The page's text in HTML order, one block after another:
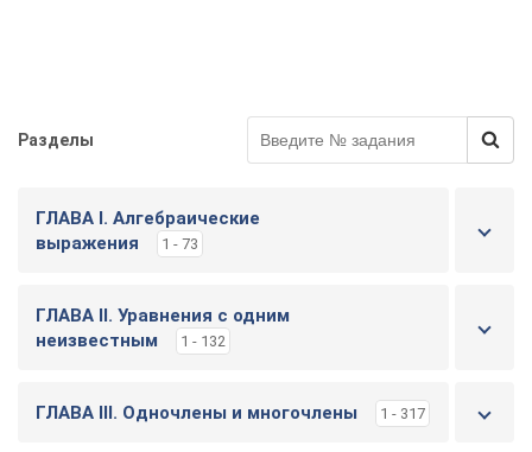
Разделы
ГЛАВА I. Алгебраические
выражения
1 - 73
ГЛАВА ІІ. Уравнения с одним
неизвестным
1 - 132
ГЛАВА ІІІ. Одночлены и многочлены 1 - 317